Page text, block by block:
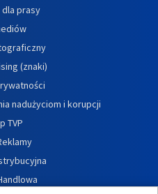
prasy
(znaki)
nadużyciom i korupcji
TVP